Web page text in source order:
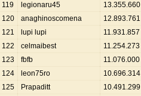
119
legionaru45 13.355.660
120
anaghinoscomena 12.893.761
121
lupi lupi 11.931.857
122
celmaibest 11.254.273
123
fbfb 11.076.000
124
leon75ro 10.696.314
125
Prapaditt 10.491.299